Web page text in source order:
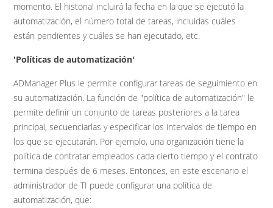
momento. El historial incluirá la fecha en la que se ejecutó la
automatización, el número total de tareas, incluidas cuáles
están pendientes y cuáles se han ejecutado, etc.
'Políticas de automatización'
ADManager Plus le permite configurar tareas de seguimiento en
su automatización. La función de "política de automatización" le
permite definir un conjunto de tareas posteriores a la tarea
principal, secuenciarlas y especificar los intervalos de tiempo en
los que se ejecutarán. Por ejemplo, una organización tiene la
política de contratar empleados cada cierto tiempo y el contrato
termina después de 6 meses. Entonces, en este escenario el
administrador de TI puede configurar una política de
automatización, que: